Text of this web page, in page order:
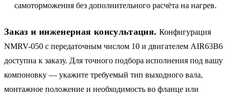
самоторможения без дополнительного расчёта на нагрев.
Заказ и инженерная консультация. Конфигурация
NMRV-050 с передаточным числом 10 и двигателем AIR63B6
доступна к заказу. Для точного подбора исполнения под вашу
компоновку — укажите требуемый тип выходного вала,
монтажное положение и необходимость во фланце или